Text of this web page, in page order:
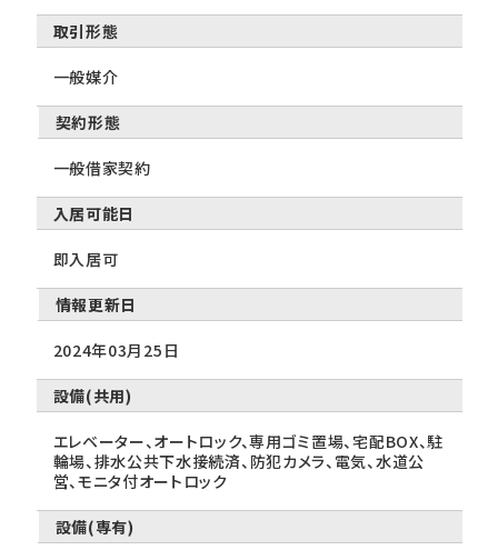
取引形態
一般媒介
契約形態
一般借家契約
入居可能日
即入居可
情報更新日
2024年03月25日
設備(共用)
エレベーター、オートロック、専用ゴミ置場、宅配BOX、駐
輪場、排水公共下水接続済、防犯カメラ、電気、水道公
営、モニタ付オートロック
設備(専有)